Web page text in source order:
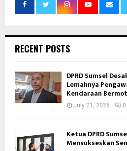
RECENT POSTS
DPRD Sumsel
Lemahnya
Kendaraan
July 21, 2026 0
Ketua DPRD
Mensukseskan